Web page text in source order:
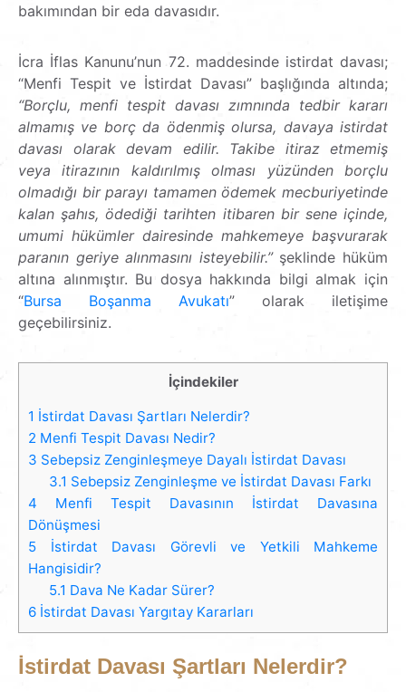
bakımından bir eda davasıdır.
İcra İflas Kanunu’nun 72. maddesinde istirdat davası;
“Menfi Tespit ve İstirdat Davası” başlığında altında;
“Borçlu, menfi tespit davası zımnında tedbir kararı
almamış ve borç da ödenmiş olursa, davaya istirdat
davası olarak devam edilir. Takibe itiraz etmemiş
veya itirazının kaldırılmış olması yüzünden borçlu
olmadığı bir parayı tamamen ödemek mecburiyetinde
kalan şahıs, ödediği tarihten itibaren bir sene içinde,
umumi hükümler dairesinde mahkemeye başvurarak
paranın geriye alınmasını isteyebilir.”şeklinde hüküm
altına alınmıştır. Bu dosya hakkında bilgi almak için
“Bursa Boşanma Avukatı” olarak iletişime
geçebilirsiniz.
İçindekiler
1 İstirdat Davası Şartları Nelerdir?
2 Menfi Tespit Davası Nedir?
3 Sebepsiz Zenginleşmeye Dayalı İstirdat Davası
3.1 Sebepsiz Zenginleşme ve İstirdat Davası Farkı
4 Menfi Tespit Davasının İstirdat Davasına
Dönüşmesi
5 İstirdat Davası Görevli ve Yetkili Mahkeme
Hangisidir?
5.1 Dava Ne Kadar Sürer?
6 İstirdat Davası Yargıtay Kararları
İstirdat Davası Şartları Nelerdir?